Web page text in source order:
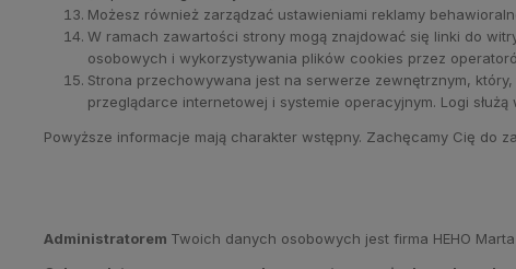
Możesz również zarządzać ustawieniami reklamy
W ramach zawartości strony mogą znajdować się linki do
osobowych i wykorzystywania plików cookies przez
Strona przechowywana jest na serwerze zewnętrznym,
przeglądarce internetowej i systemie operacyjnym. Logi
Powyższe informacje mają charakter wstępny. Zachęcamy Cię do
Administratorem Twoich danych osobowych jest firma HEHO